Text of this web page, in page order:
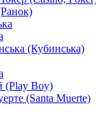
(Кубинська)
(Play Boy)
(Santa Muerte)